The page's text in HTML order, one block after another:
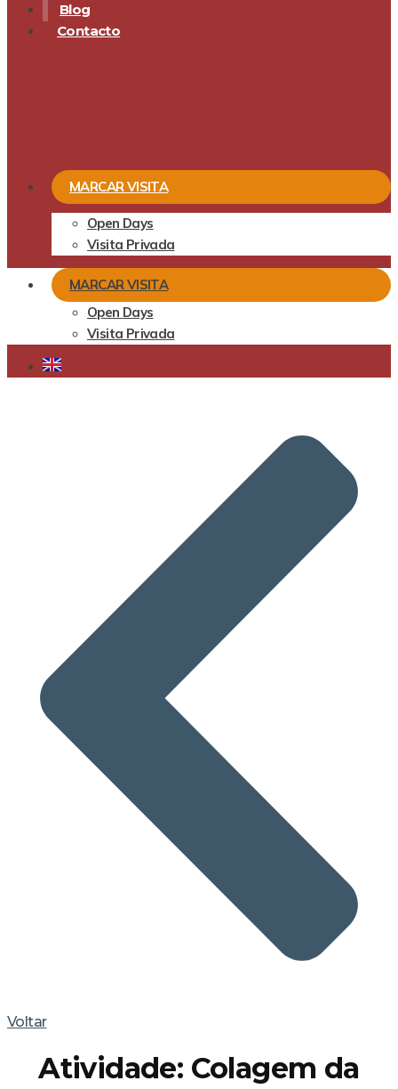
Blog
Contacto
MARCAR VISITA
Open Days
Visita Privada
MARCAR VISITA
Open Days
Visita Privada
Voltar
Atividade: Colagem da